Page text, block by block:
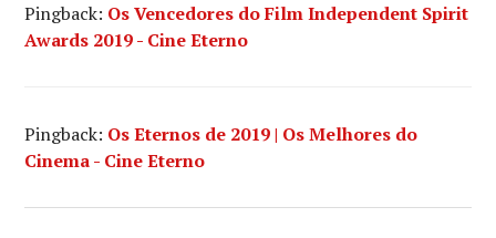
Pingback: Os Vencedores do Film Independent Spirit
Awards 2019 - Cine Eterno
Pingback: Os Eternos de 2019 | Os Melhores do
Cinema - Cine Eterno